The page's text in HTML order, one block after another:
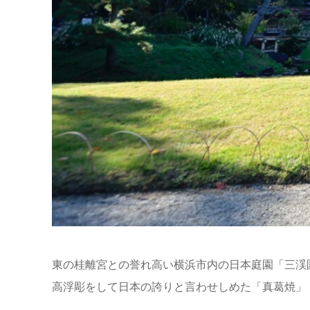
東の桂離宮との誉れ高い横浜市内の日本庭園「三渓
高浮彫をして日本の誇りと言わせしめた「真葛焼」